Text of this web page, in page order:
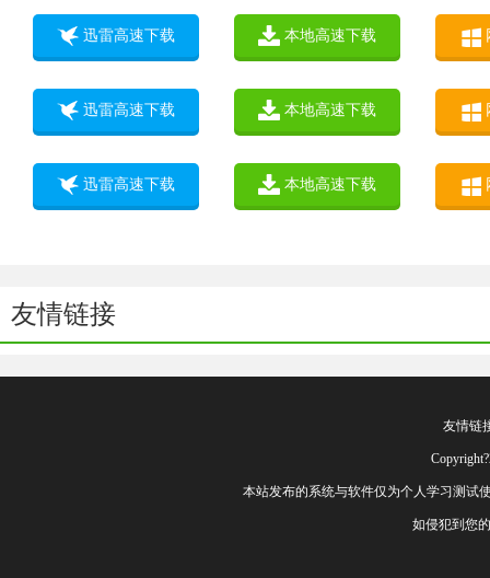
迅雷高速下载 本地高速下载
迅雷高速下载 本地高速下载
迅雷高速下载 本地高速下载
友情链接
友情链
本站发布的系统与软件仅为个人学习测试
如侵犯到您